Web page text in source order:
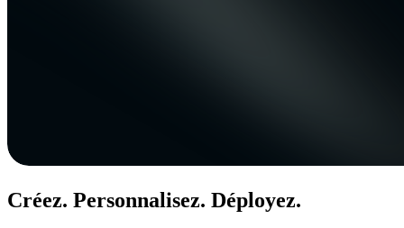
Créez. Personnalisez. Déployez.